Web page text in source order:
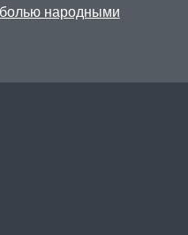
народными